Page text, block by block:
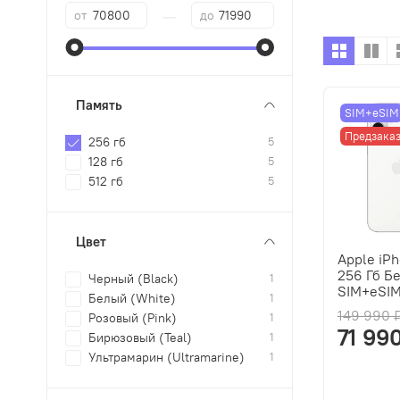
SIM+eSIM
Предзаказ
Apple
256 Гб
149 990
71
от до
Память
256 гб 5
128 гб 5
512 гб 5
Цвет
Черный (Black) 1
Белый (White) 1
Розовый (Pink) 1
Бирюзовый (Teal) 1
Ультрамарин (Ultramarine) 1